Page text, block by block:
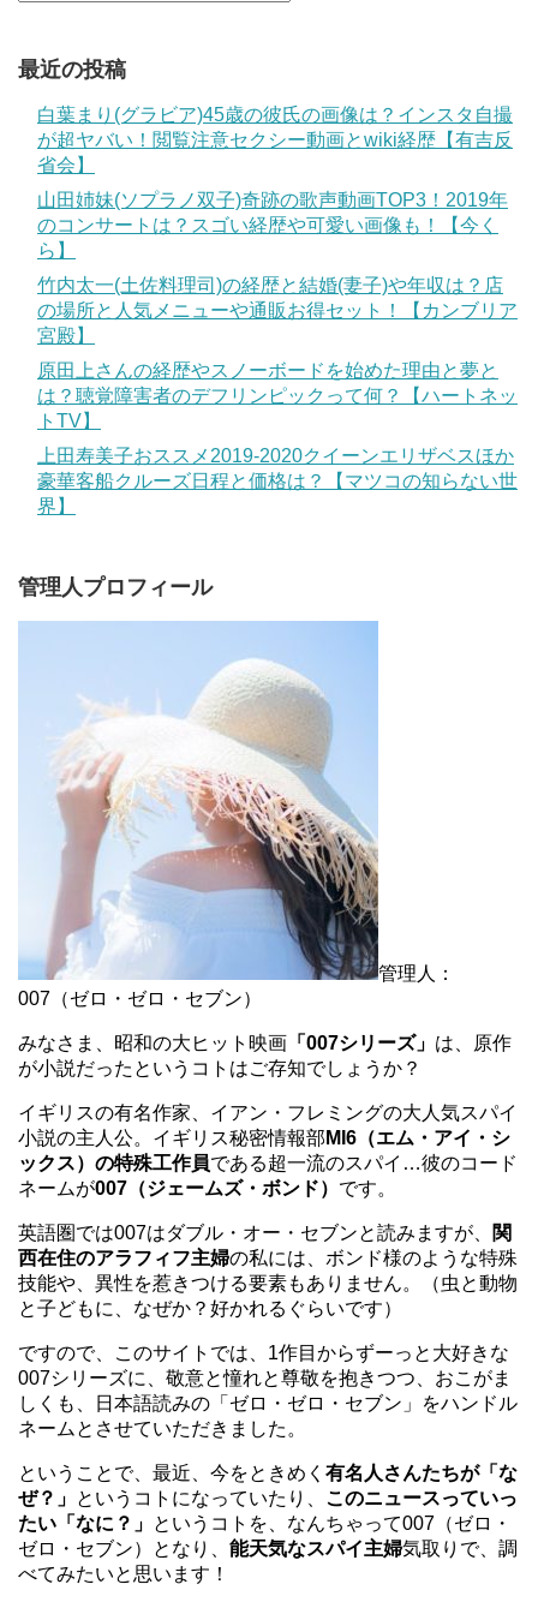
最近の投稿
白葉まり(グラビア)45歳の彼氏の画像は？インスタ自撮
が超ヤバい！閲覧注意セクシー動画とwiki経歴【有吉反
省会】
山田姉妹(ソプラノ双子)奇跡の歌声動画TOP3！2019年
のコンサートは？スゴい経歴や可愛い画像も！【今く
ら】
竹内太一(土佐料理司)の経歴と結婚(妻子)や年収は？店
の場所と人気メニューや通販お得セット！【カンブリア
宮殿】
原田上さんの経歴やスノーボードを始めた理由と夢と
は？聴覚障害者のデフリンピックって何？【ハートネッ
トTV】
上田寿美子おススメ2019-2020クイーンエリザベスほか
豪華客船クルーズ日程と価格は？【マツコの知らない世
界】
管理人プロフィール
管理人：
007（ゼロ・ゼロ・セブン）
みなさま、昭和の大ヒット映画 「007シリーズ」 は、原作
が小説だったというコトはご存知でしょうか？
イギリスの有名作家、イアン・フレミングの大人気スパイ
小説の主人公。イギリス秘密情報部 MI6（エム・アイ・シ
ックス）の特殊工作員である超一流のスパイ…彼のコード
ネームが007（ジェームズ・ボンド） です。
英語圏では007はダブル・オー・セブンと読みますが、
関
西在住のアラフィフ主婦の私には、ボンド様のような特殊
技能や、異性を惹きつける要素もありません。（虫と動物
と子どもに、なぜか？好かれるぐらいです）
ですので、このサイトでは、1作目からずーっと大好きな
007シリーズに、敬意と憧れと尊敬を抱きつつ、おこがま
しくも、日本語読みの「ゼロ・ゼロ・セブン」をハンドル
ネームとさせていただきました。
ということで、最近、今をときめく 有名人さんたちが「な
ぜ？」 というコトになっていたり、 このニュースっていっ
たい「なに？」 というコトを、なんちゃって007（ゼロ・
ゼロ・セブン）となり、 能天気なスパイ主婦気取りで、調
べてみたいと思います！